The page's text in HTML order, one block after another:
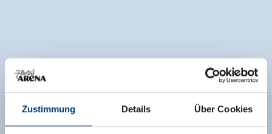
Zustimmung Details Über Cookies